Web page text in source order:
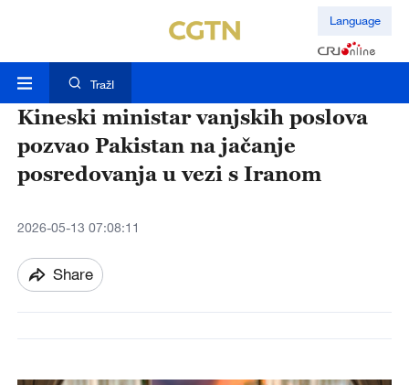
Language
TražI
Kineski ministar vanjskih poslova
pozvao Pakistan na jačanje
posredovanja u vezi s Iranom
2026-05-13 07:08:11
Share